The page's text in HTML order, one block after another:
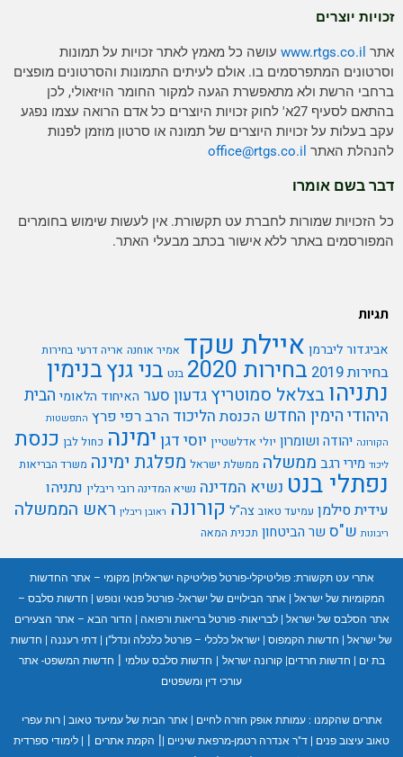
זכויות יוצרים
אתר www.rtgs.co.il עושה כל מאמץ לאתר זכויות על תמונות
וסרטונים המתפרסמים בו. אולם לעיתים התמונות והסרטונים מופצים
ברחבי הרשת ולא מתאפשרת הגעה למקור החומר הויזאולי, לכן
בהתאם לסעיף 27א' לחוק זכויות היוצרים כל אדם הרואה עצמו נפגע
עקב בעלות על זכויות היוצרים של תמונה או סרטון מוזמן לפנות
להנהלת האתר
office@rtgs.co.il
דבר בשם אומרו
כל הזכויות שמורות לחברת עט תקשורת. אין לעשות שימוש בחומרים
המפורסמים באתר ללא אישור בכתב מבעלי האתר.
תגיות
אביגדור ליברמן איילת שקד אמיר אוחנה אריה דרעי בחירות
בחירות 2019 בחירות 2020 בנט בני גנץבנימין
נתניהובצלאל סמוטריץ גדעון סער האיחוד הלאומי הבית
היהודיהימין החדש הכנסת הליכוד הרב רפי פרץ התפשטות
הקורונה יהודה ושומרון יולי אדלשטיין יוסי דגן ימינה כחול לבן כנסת
ליכוד מירי רגב ממשלה ממשלת ישראל מפלגת ימינה משרד הבריאות
נפתלי בנט נשיא המדינה נשיא המדינה רובי ריבלין נתניהו
עידית סילמן עמיעד טאוב צה"ל קורונה ראובן ריבלין ראש הממשלה
ריבונות ש"ס שר הביטחון תכנית המאה
אתרי עט תקשורת:פוליטיקלי-פורטל פוליטיקה ישראלית |מקומי – אתר החדשות
המקומיות של ישראל
אתר הבילויים של ישראל- פורטל פנאי ונופש
חדשות סלבס –
אתר הסלבס של ישראל |לבריאות- פורטל בריאות ורפואה
הדור הבא – אתר הצעירים
של ישראל
חדשות הקמפוס ישראל כלכלי – פורטל כלכלה ונדל"ן דתי רעננה
חדשות
בת ים
חדשות חרדים |קורונה ישראל חדשות סלבס עולמי | חדשות המשפט- אתר
עורכי דין ומשפטים
אתרים שהקמנו :עמותת אופק חזרה לחיים אתר הבית של עמיעד טאוב |רות עפרי
טאוב עיצוב פנים
ד"ר אנדרה רטמן-מרפאת שיניים | הקמת אתרים |
לימודי ספרדית